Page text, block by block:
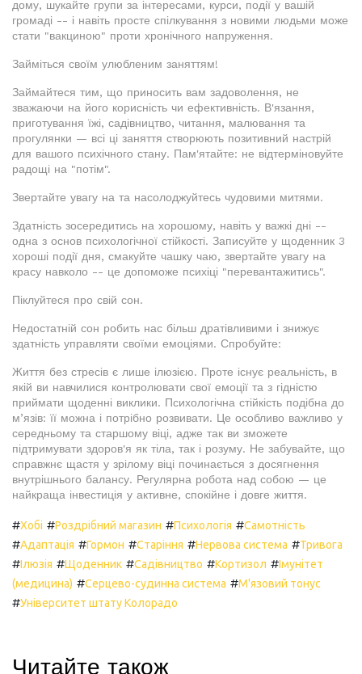
дому, шукайте групи за інтересами, курси, події у вашій
громаді -- і навіть просте спілкування з новими людьми може
стати "вакциною" проти хронічного напруження.
Займіться своїм улюбленим заняттям!
Займайтеся тим, що приносить вам задоволення, не
зважаючи на його корисність чи ефективність. В'язання,
приготування їжі, садівництво, читання, малювання та
прогулянки — всі ці заняття створюють позитивний настрій
для вашого психічного стану. Пам'ятайте: не відтерміновуйте
радощі на "потім".
Звертайте увагу на та насолоджуйтесь чудовими митями.
Здатність зосередитись на хорошому, навіть у важкі дні --
одна з основ психологічної стійкості. Записуйте у щоденник 3
хороші події дня, смакуйте чашку чаю, звертайте увагу на
красу навколо -- це допоможе психіці "перевантажитись".
Піклуйтеся про свій сон.
Недостатній сон робить нас більш дратівливими і знижує
здатність управляти своїми емоціями. Спробуйте:
Життя без стресів є лише ілюзією. Проте існує реальність, в
якій ви навчилися контролювати свої емоції та з гідністю
приймати щоденні виклики. Психологічна стійкість подібна до
м’язів: її можна і потрібно розвивати. Це особливо важливо у
середньому та старшому віці, адже так ви зможете
підтримувати здоров'я як тіла, так і розуму. Не забувайте, що
справжнє щастя у зрілому віці починається з досягнення
внутрішнього балансу. Регулярна робота над собою — це
найкраща інвестиція у активне, спокійне і довге життя.
#Хобі #Роздрібний магазин #Психологія #Самотність
#Адаптація #Гормон #Старіння #Нервова система #Тривога
#Ілюзія #Щоденник #Садівництво #Кортизол #Імунітет
(медицина) #Серцево-судинна система #М'язовий тонус
#Університет штату Колорадо
Читайте також